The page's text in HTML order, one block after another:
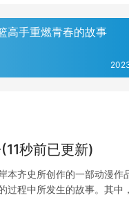
高手重燃青春的故事
秒前已更新)
本齐史所创作的一部动漫
过程中所发生的故事。其